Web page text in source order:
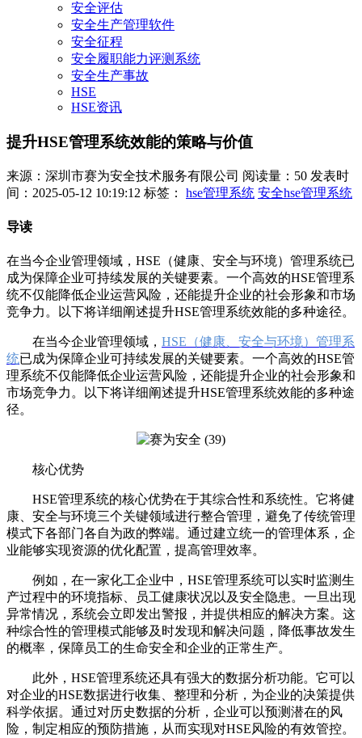
安全评估
安全生产管理软件
安全征程
安全履职能力评测系统
安全生产事故
HSE
HSE资讯
提升HSE管理系统效能的策略与价值
来源：深圳市赛为安全技术服务有限公司 阅读量：50 发表时
间：2025-05-12 10:19:12 标签： hse管理系统 安全hse管理系统
导读
在当今企业管理领域，HSE（健康、安全与环境）管理系统已
成为保障企业可持续发展的关键要素。一个高效的HSE管理系
统不仅能降低企业运营风险，还能提升企业的社会形象和市场
竞争力。以下将详细阐述提升HSE管理系统效能的多种途径。
在当今企业管理领域， HSE（健康、安全与环境）管理系
统已成为保障企业可持续发展的关键要素。一个高效的HSE管
理系统不仅能降低企业运营风险，还能提升企业的社会形象和
市场竞争力。以下将详细阐述提升HSE管理系统效能的多种途
径。
核心优势
HSE管理系统的核心优势在于其综合性和系统性。它将健
康、安全与环境三个关键领域进行整合管理，避免了传统管理
模式下各部门各自为政的弊端。通过建立统一的管理体系，企
业能够实现资源的优化配置，提高管理效率。
例如，在一家化工企业中，HSE管理系统可以实时监测生
产过程中的环境指标、员工健康状况以及安全隐患。一旦出现
异常情况，系统会立即发出警报，并提供相应的解决方案。这
种综合性的管理模式能够及时发现和解决问题，降低事故发生
的概率，保障员工的生命安全和企业的正常生产。
此外，HSE管理系统还具有强大的数据分析功能。它可以
对企业的HSE数据进行收集、整理和分析，为企业的决策提供
科学依据。通过对历史数据的分析，企业可以预测潜在的风
险，制定相应的预防措施，从而实现对HSE风险的有效管控。